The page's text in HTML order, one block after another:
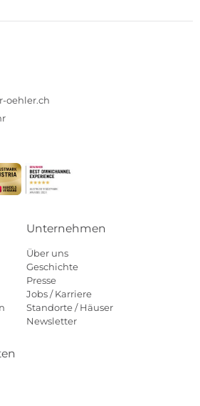
oehler.ch
Unternehmen
Über uns
Geschichte
Presse
Jobs / Karriere
Standorte / Häuser
Newsletter